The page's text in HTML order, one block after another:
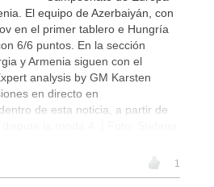
El equipo de Azerbaiyán, con
en el primer tablero e Hungría
6/6 puntos. En la sección
y Armenia siguen con el
analysis by GM Karsten
en directo en
de esta noticia, a partir de
1